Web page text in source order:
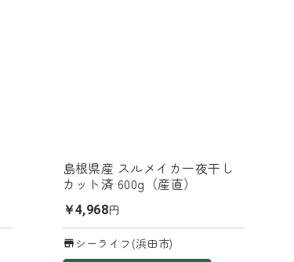
島根県産 スルメイカ一夜干し
カット済 600g（産直）
￥4,968円
シーライフ(浜田市)